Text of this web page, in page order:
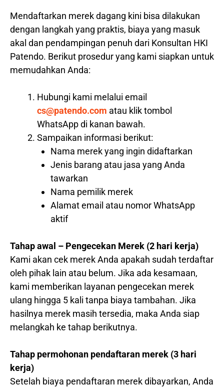
Mendaftarkan merek dagang kini bisa dilakukan
dengan langkah yang praktis, biaya yang masuk
akal dan pendampingan penuh dari Konsultan HKI
Patendo. Berikut prosedur yang kami siapkan untuk
memudahkan Anda:
Hubungi kami melalui email
cs@patendo.com atau klik tombol
WhatsApp di kanan bawah.
Sampaikan informasi berikut:
Nama merek yang ingin didaftarkan
Jenis barang atau jasa yang Anda
tawarkan
Nama pemilik merek
Alamat email atau nomor WhatsApp
aktif
Tahap awal – Pengecekan Merek (2 hari kerja)
Kami akan cek merek Anda apakah sudah terdaftar
oleh pihak lain atau belum. Jika ada kesamaan,
kami memberikan layanan pengecekan merek
ulang hingga 5 kali tanpa biaya tambahan. Jika
hasilnya merek masih tersedia, maka Anda siap
melangkah ke tahap berikutnya.
Tahap permohonan pendaftaran merek (3 hari
kerja)
Setelah biaya pendaftaran merek dibayarkan, Anda